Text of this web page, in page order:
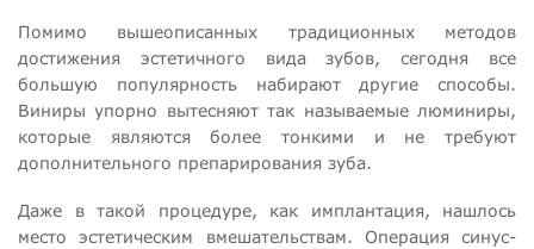
Помимо вышеописанных традиционных методов
достижения эстетичного вида зубов, сегодня все
большую популярность набирают другие способы.
Виниры упорно вытесняют так называемые люминиры,
которые являются более тонкими и не требуют
дополнительного препарирования зуба.
Даже в такой процедуре, как имплантация, нашлось
место эстетическим вмешательствам. Операция синус-